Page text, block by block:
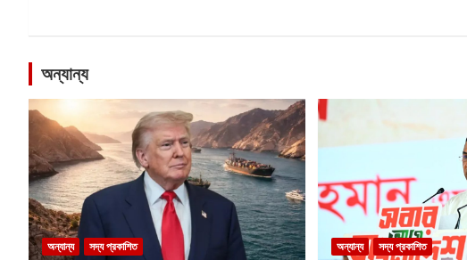
অন্যান্য
অন্যান্য সদ্য প্রকাশিত অন্যান্য সদ্য প্রকাশিত